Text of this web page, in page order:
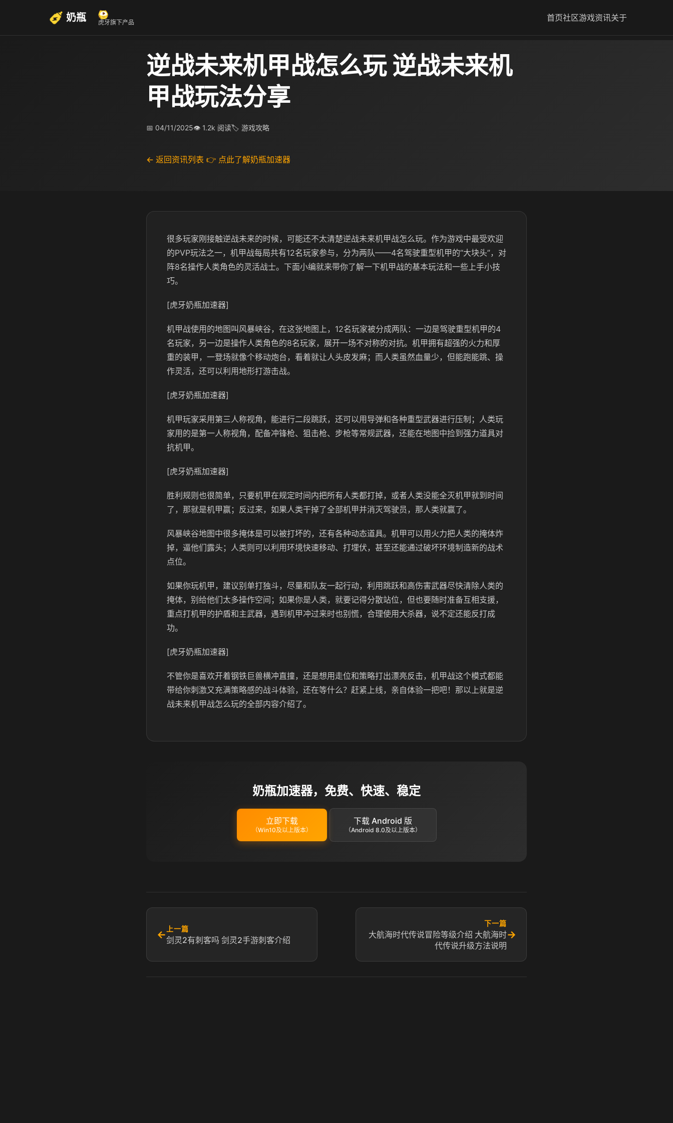
奶瓶 虎牙旗下产品 首页社区游戏资讯关于
逆战未来机甲战怎么玩 逆战未来机
甲战玩法分享
📅 04/11/2025👁 1.2k 阅读🏷 游戏攻略
← 返回资讯列表 👉 点此了解奶瓶加速器
很多玩家刚接触逆战未来的时候，可能还不太清楚逆战未来机甲战怎么玩。作为游戏中最受欢迎
的PVP玩法之一，机甲战每局共有12名玩家参与，分为两队——4名驾驶重型机甲的“大块头”，对
阵8名操作人类角色的灵活战士。下面小编就来带你了解一下机甲战的基本玩法和一些上手小技
巧。
[虎牙奶瓶加速器]
机甲战使用的地图叫风暴峡谷，在这张地图上，12名玩家被分成两队：一边是驾驶重型机甲的4
名玩家，另一边是操作人类角色的8名玩家，展开一场不对称的对抗。机甲拥有超强的火力和厚
重的装甲，一登场就像个移动炮台，看着就让人头皮发麻；而人类虽然血量少，但能跑能跳、操
作灵活，还可以利用地形打游击战。
[虎牙奶瓶加速器]
机甲玩家采用第三人称视角，能进行二段跳跃，还可以用导弹和各种重型武器进行压制；人类玩
家用的是第一人称视角，配备冲锋枪、狙击枪、步枪等常规武器，还能在地图中捡到强力道具对
抗机甲。
[虎牙奶瓶加速器]
胜利规则也很简单，只要机甲在规定时间内把所有人类都打掉，或者人类没能全灭机甲就到时间
了，那就是机甲赢；反过来，如果人类干掉了全部机甲并消灭驾驶员，那人类就赢了。
风暴峡谷地图中很多掩体是可以被打坏的，还有各种动态道具。机甲可以用火力把人类的掩体炸
掉，逼他们露头；人类则可以利用环境快速移动、打埋伏，甚至还能通过破坏环境制造新的战术
点位。
如果你玩机甲，建议别单打独斗，尽量和队友一起行动，利用跳跃和高伤害武器尽快清除人类的
掩体，别给他们太多操作空间；如果你是人类，就要记得分散站位，但也要随时准备互相支援，
重点打机甲的护盾和主武器，遇到机甲冲过来时也别慌，合理使用大杀器，说不定还能反打成
功。
[虎牙奶瓶加速器]
不管你是喜欢开着钢铁巨兽横冲直撞，还是想用走位和策略打出漂亮反击，机甲战这个模式都能
带给你刺激又充满策略感的战斗体验，还在等什么？赶紧上线，亲自体验一把吧！那以上就是逆
战未来机甲战怎么玩的全部内容介绍了。
奶瓶加速器，免费、快速、稳定
立即下载
（Win10及以上版本）
下载 Android 版
（Android 8.0及以上版本）
← 上一篇
剑灵2有刺客吗 剑灵2手游刺客介绍
下一篇
大航海时代传说冒险等级介绍 大航海时
代传说升级方法说明
→